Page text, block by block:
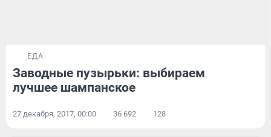
ЕДА
Заводные пузырьки: выбираем
лучшее шампанское
27 декабря, 2017, 00:00 36 692 128